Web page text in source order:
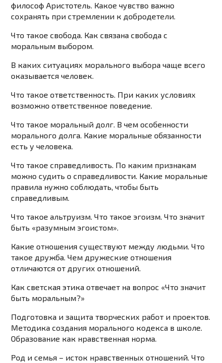
философ Аристотель. Какое чувство важно
сохранять при стремлении к добродетели.
Что такое свобода. Как связана свобода с
моральным выбором.
В каких ситуациях морального выбора чаще всего
оказывается человек.
Что такое ответственность. При каких условиях
возможно ответственное поведение.
Что такое моральный долг. В чем особенности
морального долга. Какие моральные обязанности
есть у человека.
Что такое справедливость. По каким признакам
можно судить о справедливости. Какие моральные
правила нужно соблюдать, чтобы быть
справедливым.
Что такое альтруизм. Что такое эгоизм. Что значит
быть «разумным эгоистом».
Какие отношения существуют между людьми. Что
такое дружба. Чем дружеские отношения
отличаются от других отношений.
Как светская этика отвечает на вопрос «Что значит
быть моральным?»
Подготовка и защита творческих работ и проектов.
Методика создания морального кодекса в школе.
Образование как нравственная норма.
Род и семья – исток нравственных отношений. Что